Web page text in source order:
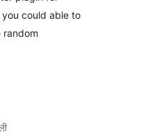
could able to
random